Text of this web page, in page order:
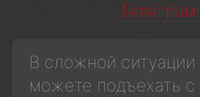
В сложной
можете подъехать